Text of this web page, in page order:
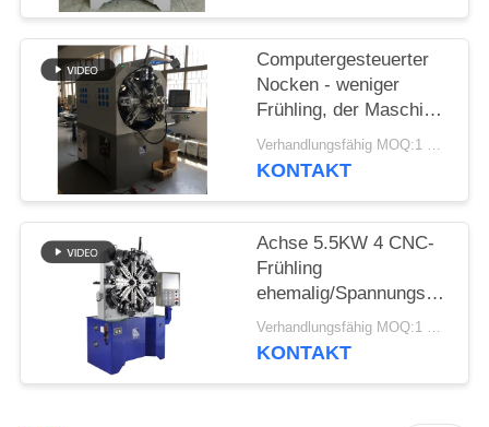
Computergesteuerter
Nocken - weniger
Frühling, der Maschine
mit Draht-Dreh-12
Äxten bildet
Verhandlungsfähig MOQ:1 Satz
KONTAKT
Achse 5.5KW 4 CNC-
Frühling
ehemalig/Spannungs-
Drehungs-Frühling, der
Maschine herstellt
Verhandlungsfähig MOQ:1 Satz
KONTAKT